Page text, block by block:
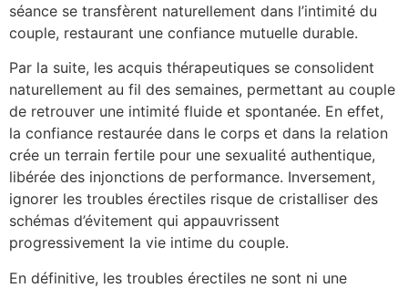
séance se transfèrent naturellement dans l’intimité du
couple, restaurant une confiance mutuelle durable.
Par la suite, les acquis thérapeutiques se consolident
naturellement au fil des semaines, permettant au couple
de retrouver une intimité fluide et spontanée. En effet,
la confiance restaurée dans le corps et dans la relation
crée un terrain fertile pour une sexualité authentique,
libérée des injonctions de performance. Inversement,
ignorer les troubles érectiles risque de cristalliser des
schémas d’évitement qui appauvrissent
progressivement la vie intime du couple.
En définitive, les troubles érectiles ne sont ni une